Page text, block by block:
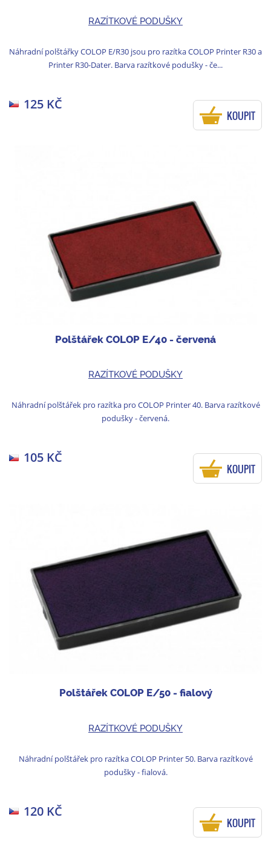
RAZÍTKOVÉ PODUŠKY
Náhradní polštářky COLOP E/R30 jsou pro razítka COLOP Printer R30 a
Printer R30-Dater. Barva razítkové podušky - če...
125 KČ
KOUPIT
Polštářek COLOP E/40 - červená
RAZÍTKOVÉ PODUŠKY
Náhradní polštářek pro razítka pro COLOP Printer 40. Barva razítkové
podušky - červená.
105 KČ
KOUPIT
Polštářek COLOP E/50 - fialový
RAZÍTKOVÉ PODUŠKY
Náhradní polštářek pro razítka COLOP Printer 50. Barva razítkové
podušky - fialová.
120 KČ
KOUPIT